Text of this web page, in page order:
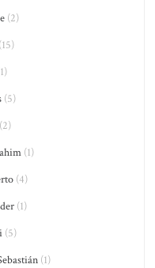
(2)
(15)
(5)
(2)
(1)
(4)
(1)
(5)
(1)